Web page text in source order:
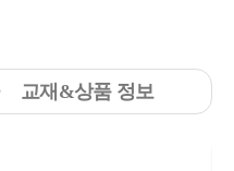
교재&상품 정보